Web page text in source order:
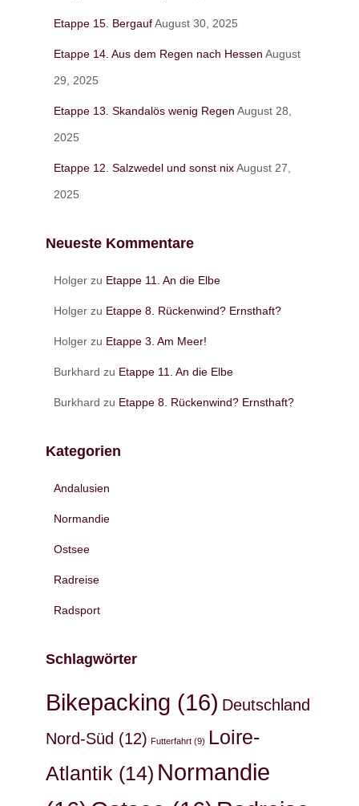
Etappe 15. BergaufAugust 30, 2025
Etappe 14. Aus dem Regen nach Hessen August
29, 2025
Etappe 13. Skandalös wenig Regen August 28,
2025
Etappe 12. Salzwedel und sonst nixAugust 27,
2025
Neueste Kommentare
Holger zu Etappe 11. An die Elbe
Holger zu Etappe 8. Rückenwind? Ernsthaft?
Holger zu Etappe 3. Am Meer!
Burkhard zu Etappe 11. An die Elbe
Burkhard zu Etappe 8. Rückenwind? Ernsthaft?
Kategorien
Andalusien
Normandie
Ostsee
Radreise
Radsport
Schlagwörter
Bikepacking (16) Deutschland
Nord-Süd (12) Futterfahrt (9) Loire-
Atlantik (14) Normandie